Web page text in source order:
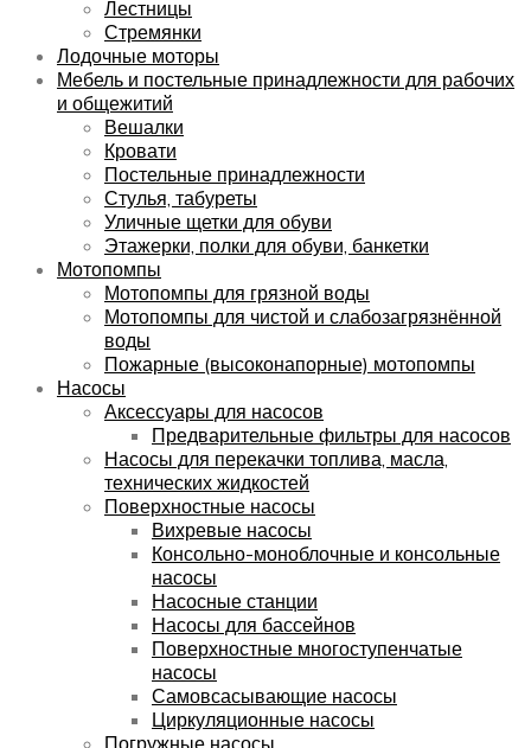
Лестницы
Стремянки
Лодочные моторы
Мебель и постельные принадлежности для рабочих
и общежитий
Вешалки
Кровати
Постельные принадлежности
Стулья, табуреты
Уличные щетки для обуви
Этажерки, полки для обуви, банкетки
Мотопомпы
Мотопомпы для грязной воды
Мотопомпы для чистой и слабозагрязнённой
воды
Пожарные (высоконапорные) мотопомпы
Насосы
Аксессуары для насосов
Предварительные фильтры для насосов
Насосы для перекачки топлива, масла,
технических жидкостей
Поверхностные насосы
Вихревые насосы
Консольно-моноблочные и консольные
насосы
Насосные станции
Насосы для бассейнов
Поверхностные многоступенчатые
насосы
Самовсасывающие насосы
Циркуляционные насосы
Погружные насосы